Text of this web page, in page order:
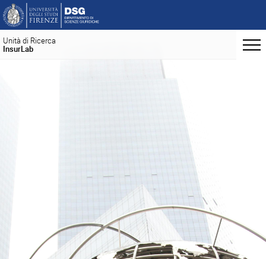
Unità di Ricerca
InsurLab